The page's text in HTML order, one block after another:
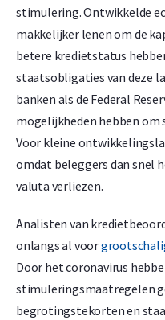
stimulering. Ontwikkelde
makkelijker lenen om de
betere kredietstatus
staatsobligaties van deze
banken als de Federal
mogelijkheden hebben
Voor kleine
omdat beleggers dan snel
valuta verliezen.
Analisten van
onlangs al voor
Door het coronavirus
stimuleringsmaatregelen
begrotingstekorten en